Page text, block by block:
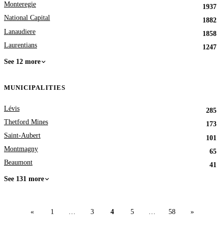
Monteregie
1937
National Capital
1882
Lanaudiere
1858
Laurentians
1247
See 12 more
MUNICIPALITIES
Lévis
285
Thetford Mines
173
Saint-Aubert
101
Montmagny
65
Beaumont
41
See 131 more
« 1 3 4 5 58 »